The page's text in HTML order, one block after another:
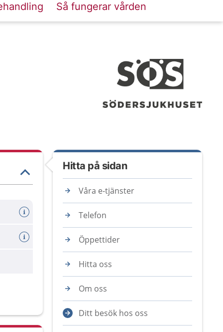
Så fungerar vården
Hitta på sidan
Våra e-tjänster
Telefon
Öppettider
Hitta oss
Om oss
Ditt besök hos oss